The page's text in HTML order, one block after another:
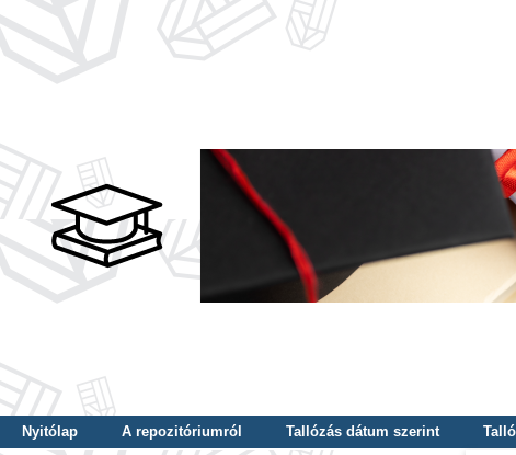
Nyitólap A repozitóriumról Tallózás dátum szerint